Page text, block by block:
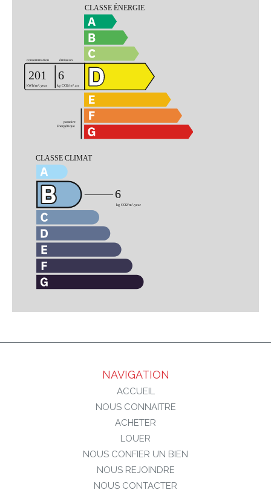
NAVIGATION
ACCUEIL
NOUS CONNAITRE
ACHETER
LOUER
NOUS CONFIER UN BIEN
NOUS REJOINDRE
NOUS CONTACTER